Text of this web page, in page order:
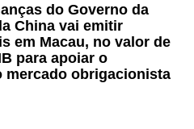
do Governo da
China vai emitir
em Macau, no valor de
para apoiar o
mercado obrigacionista